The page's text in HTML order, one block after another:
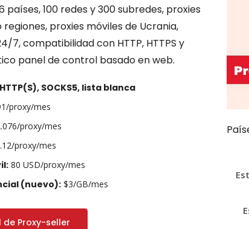
países, 100 redes y 300 subredes, proxies
regiones, proxies móviles de Ucrania,
7, compatibilidad con HTTP, HTTPS y
panel de control basado en web.
HTTP(S), SOCKS5, lista blanca
proxy/mes
proxy/mes
proxy/mes
80 USD/proxy/mes
(nuevo): $3/GB/mes
Proxy-seller